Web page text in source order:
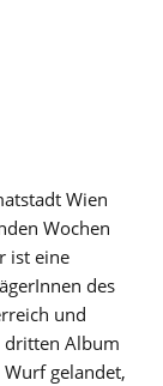
Wien
Wochen
ist eine
des
und
Album
gelandet,